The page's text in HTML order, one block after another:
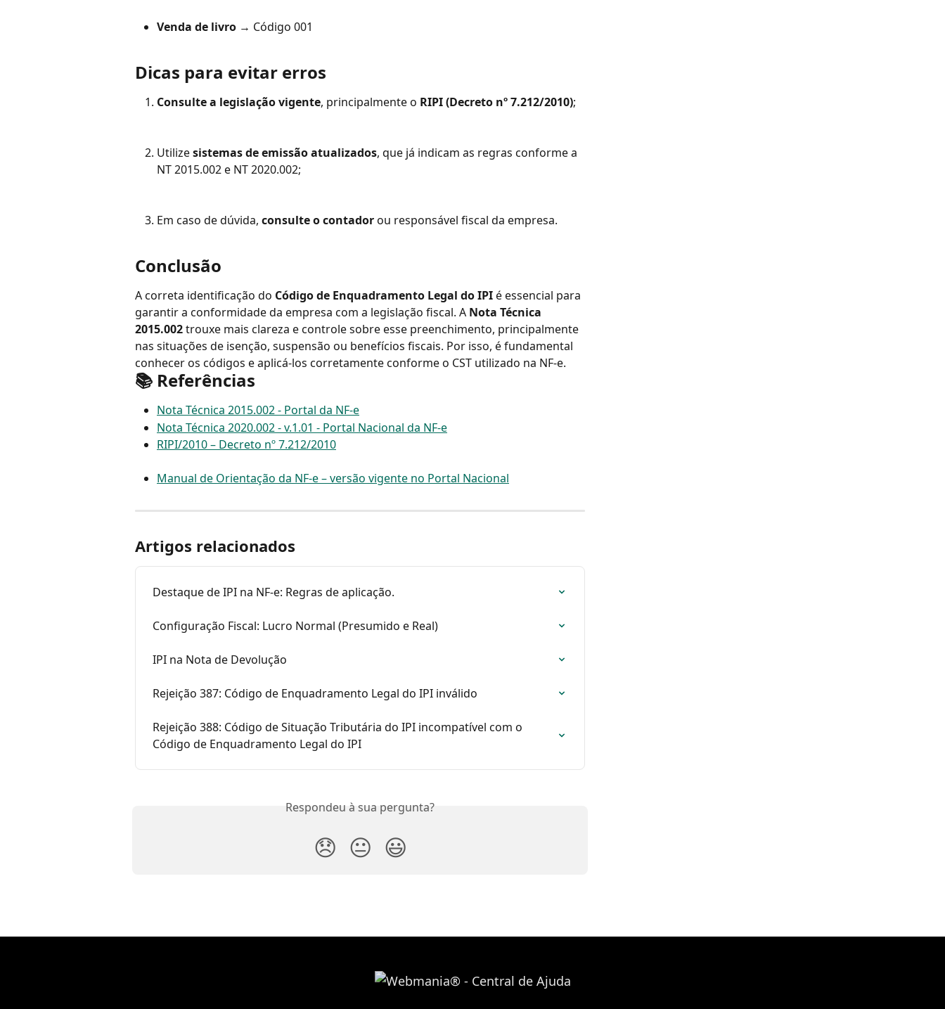
Venda de livro → Código 001
Dicas para evitar erros
Consulte a legislação vigente, principalmente o RIPI (Decreto nº 7.212/2010);
Utilize sistemas de emissão atualizados, que já indicam as regras conforme a
NT 2015.002 e NT 2020.002;
Em caso de dúvida, consulte o contador ou responsável fiscal da empresa.
Conclusão
A correta identificação do Código de Enquadramento Legal do IPI é essencial para
garantir a conformidade da empresa com a legislação fiscal. A Nota Técnica
2015.002 trouxe mais clareza e controle sobre esse preenchimento, principalmente
nas situações de isenção, suspensão ou benefícios fiscais. Por isso, é fundamental
conhecer os códigos e aplicá-los corretamente conforme o CST utilizado na NF-e.
📚 Referências
Nota Técnica 2015.002 - Portal da NF-e
Nota Técnica 2020.002 - v.1.01 - Portal Nacional da NF-e
RIPI/2010 – Decreto nº 7.212/2010
Manual de Orientação da NF-e – versão vigente no Portal Nacional
Artigos relacionados
Destaque de IPI na NF-e: Regras de aplicação.
Configuração Fiscal: Lucro Normal (Presumido e Real)
IPI na Nota de Devolução
Rejeição 387: Código de Enquadramento Legal do IPI inválido
Rejeição 388: Código de Situação Tributária do IPI incompatível com o
Código de Enquadramento Legal do IPI
Respondeu à sua pergunta?
😞 😐 😃